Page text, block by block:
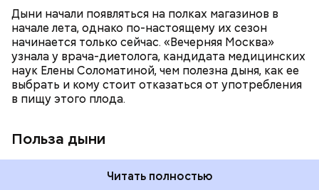
Дыни начали появляться на полках магазинов в
начале лета, однако по-настоящему их сезон
начинается только сейчас. «Вечерняя Москва»
узнала у врача-диетолога, кандидата медицинских
наук Елены Соломатиной, чем полезна дыня, как ее
выбрать и кому стоит отказаться от употребления
в пищу этого плода.
Польза дыни
систему и предотвращает скачки давления;
магний — помогает калию и не дает сосудам
спазмироваться.
Читать полностью
По мнению специалиста, здоровому человеку
достаточно включать щавель в рацион несколько
виде или припущенном на сковороде.